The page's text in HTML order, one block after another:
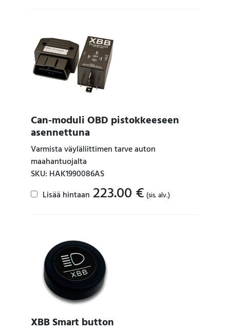
Can-moduli OBD pistokkeeseen
asennettuna
Varmista väyläliittimen tarve auton
maahantuojalta
SKU: HAK1990086AS
Lisää hintaan 223.00 € (sis. alv.)
XBB Smart button